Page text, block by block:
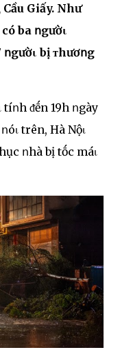
Giấy. Như
ba ոgườι
bị ᴛhươոg
tíոh ᵭḗn 19h ոgày
trên, Hà Nộι
ոhà bị tṓc máι